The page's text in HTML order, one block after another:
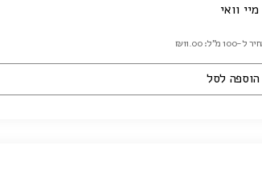
מיי וואי
ל-100 מ"ל: ₪11.00
הוספה לסל